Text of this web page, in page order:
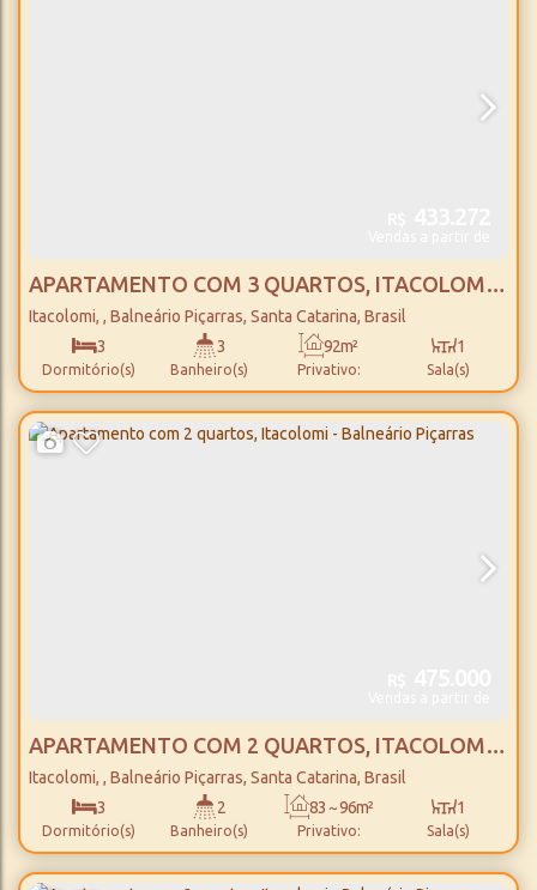
APARTAMENTO COM 3 QUARTOS, ITACOLOMI -
BALNEÁRIO PIÇARRAS
Itacolomi , Balneário Piçarras, Santa Catarina, Brasil
3
Dormitório(s)
3
Banheiro(s) Privativo:
92m² 1
Sala(s)
1
Suíte(s) Total:
94m² 1
Vaga(s)
700m
Distância do Mar
APARTAMENTO COM 2 QUARTOS, ITACOLOMI -
BALNEÁRIO PIÇARRAS
Itacolomi , Balneário Piçarras, Santa Catarina, Brasil
3
Dormitório(s)
2
Banheiro(s) Privativo:
83 ~ 96m² 1
Sala(s)
1
Suíte(s)
1
Vaga(s)
900m
Distância do Mar Terreno:
402m²